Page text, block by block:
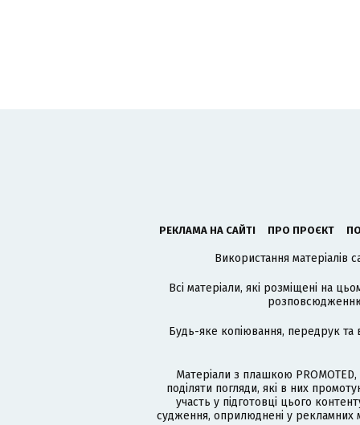
РЕКЛАМА НА САЙТІ ПРО ПРОЄКТ
Використання матеріалів
Всі матеріали, які розміщені на
розповсюдженню
Будь-яке копіювання, передрук та
Матеріали з плашкою
поділяти погляди, які в них
участь у підготовці цього
судження, оприлюднені у рекламних